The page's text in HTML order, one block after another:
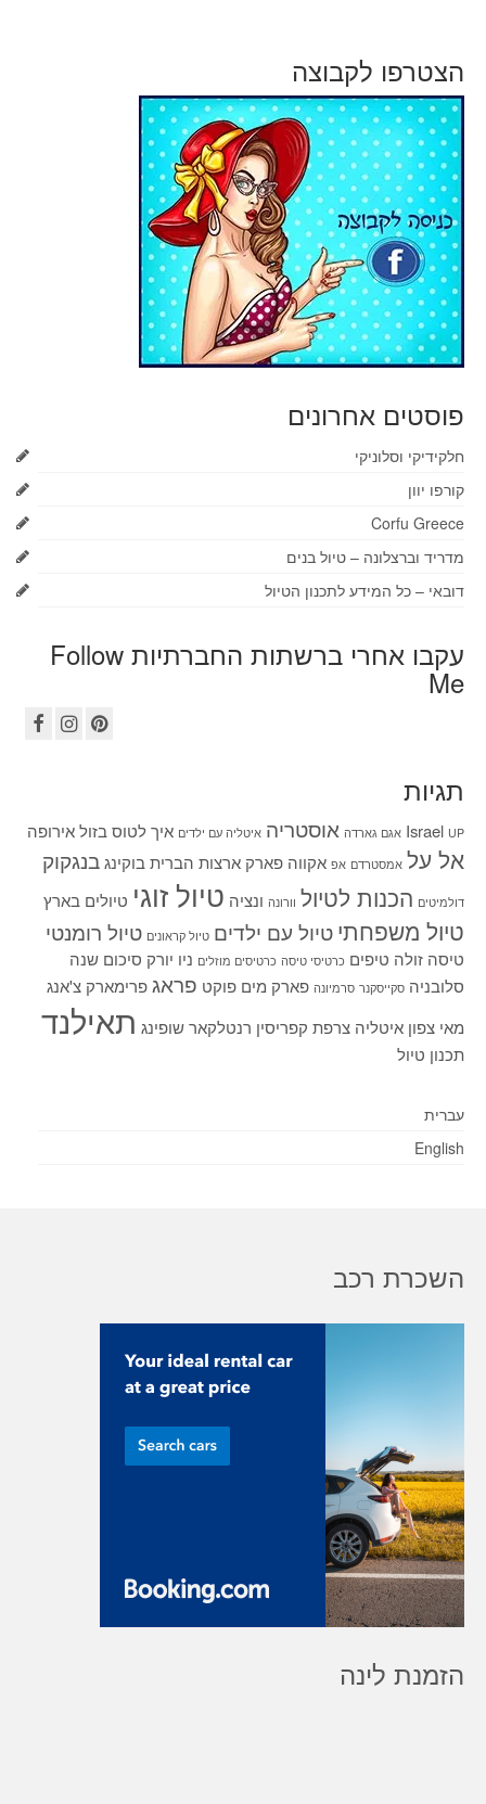
הצטרפו לקבוצה
פוסטים אחרונים
חלקידיקי וסלוניקי
קורפו יוון
Corfu Greece
מדריד וברצלונה – טיול בנים
דובאי – כל המידע לתכנון הטיול
עקבו אחרי ברשתות החברתיות Follow
Me
תגיות
Israel UP אגם גארדה אוסטריה איטליה עם ילדים איך לטוס בזולאירופה
אל על אמסטרדם אפ אקווה פארק ארצות הברית בוקינגבנגקוק
דולמיטים הכנות לטיול וורונה ונציה טיול זוגי טיולים בארץ
טיול משפחתיטיול עם ילדים טיול קראונים טיול רומנטי
טיסה זולה טיפים כרטיסי טיסה כרטיסים מוזלים ניו יורק סיכום שנה
סלובניה סקייסקנר סרמיונה פארק מים פוקט פראג פרימארק צ'אנג
מאי צפון איטליה צרפת קפריסין רנטלקארשופינג תאילנד
תכנון טיול
עברית
English
השכרת רכב
הזמנת לינה